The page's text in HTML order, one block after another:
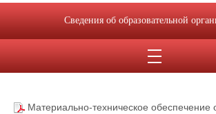
отношении инвалидов и
ограниченными
Материально-техническое обеспечение
Сведения об образовательной